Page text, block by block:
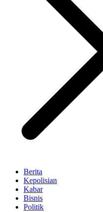
Berita
Kepolisian
Kabar
Bisnis
Politik